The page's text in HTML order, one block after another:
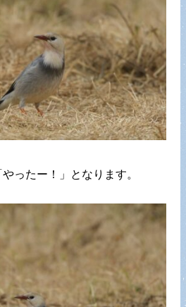
ったー！」となります。